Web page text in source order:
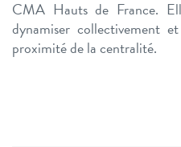
CMA Hauts de France.
dynamiser collectivement
proximité de la centralité.